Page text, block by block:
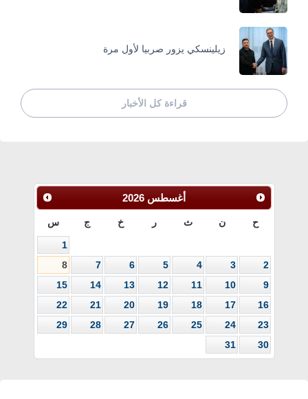
زيلينسكي يزور صربيا لأول مرة
قراءة كل الأخبار
أغسطس 2026
ح ن ث ر خ ج س
1
2
3
4
5
6
7
8
9
10
11
12
13
14
15
16
17
18
19
20
21
22
23
24
25
26
27
28
29
30
31